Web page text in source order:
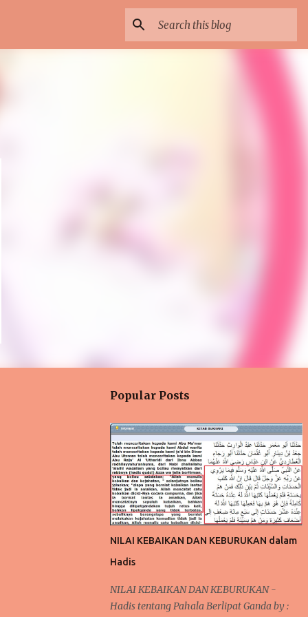
Popular Posts
NILAI KEBAIKAN DAN KEBURUKAN dalam
Hadis
NILAI KEBAIKAN DAN KEBURUKAN -
Hadis tentang Pahala Berlipat Ganda by :